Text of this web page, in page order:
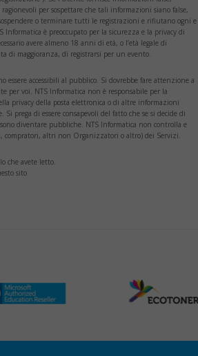
per sospettare che tali informazioni siano false,
o terminare tutti le registrazioni e rifiutano ogni e
è preoccupato per la sicurezza e la privacy di
avere almeno 18 anni di età, o l’età legale di
di maggioranza, di registrarsi per un evento.
accessibili al pubblico. Si dovrebbe fare attenzione a
per voi. NTS Informatica non è responsabile per la
privacy della posta elettronica o di altre informazioni
prega di essere consapevoli del fatto che se si decide di
diventare pubbliche. NTS Informatica non controlla e
altri non Organizzatori o altro) dei Servizi.
che avete letto.
sito